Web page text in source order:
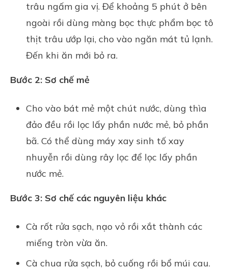
trâu ngấm gia vị. Để khoảng 5 phút ở bên
ngoài rồi dùng màng bọc thực phẩm bọc tô
thịt trâu ướp lại, cho vào ngăn mát tủ lạnh.
Đến khi ăn mới bỏ ra.
Bước 2: Sơ chế mẻ
Cho vào bát mẻ một chút nước, dùng thìa
đảo đều rồi lọc lấy phần nước mẻ, bỏ phần
bã. Có thể dùng máy xay sinh tố xay
nhuyễn rồi dùng rây lọc để lọc lấy phần
nước mẻ.
Bước 3: Sơ chế các nguyên liệu khác
Cà rốt rửa sạch, nạo vỏ rồi xắt thành các
miếng tròn vừa ăn.
Cà chua rửa sạch, bỏ cuống rồi bổ múi cau.